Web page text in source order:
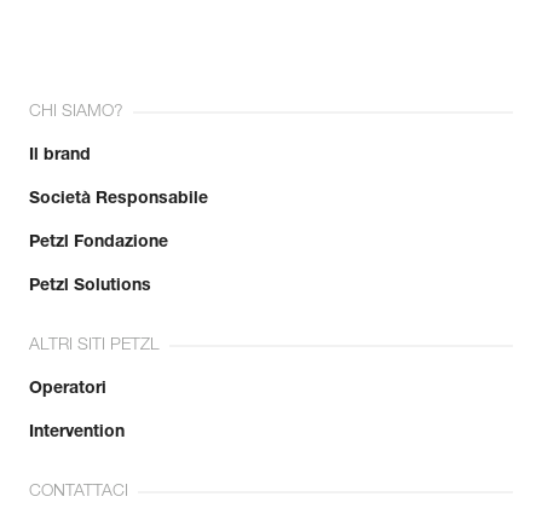
CHI SIAMO?
Il brand
Società Responsabile
Petzl Fondazione
Petzl Solutions
ALTRI SITI PETZL
Operatori
Intervention
CONTATTACI